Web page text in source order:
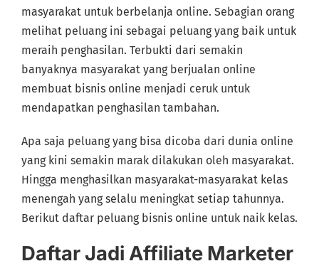
masyarakat untuk berbelanja online. Sebagian orang
melihat peluang ini sebagai peluang yang baik untuk
meraih penghasilan. Terbukti dari semakin
banyaknya masyarakat yang berjualan online
membuat bisnis online menjadi ceruk untuk
mendapatkan penghasilan tambahan.
Apa saja peluang yang bisa dicoba dari dunia online
yang kini semakin marak dilakukan oleh masyarakat.
Hingga menghasilkan masyarakat-masyarakat kelas
menengah yang selalu meningkat setiap tahunnya.
Berikut daftar peluang bisnis online untuk naik kelas.
Daftar Jadi Affiliate Marketer